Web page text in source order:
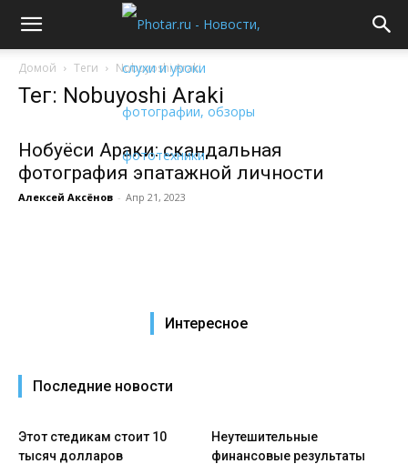
Домой Теги Nobuyoshi Araki
Тег: Nobuyoshi Araki
Нобуёси Араки: скандальная
фотография эпатажной личности
Алексей Аксёнов - Апр 21, 2023
Интересное
Последние новости
Этот стедикам стоит 10
тысяч долларов
Неутешительные
финансовые результаты